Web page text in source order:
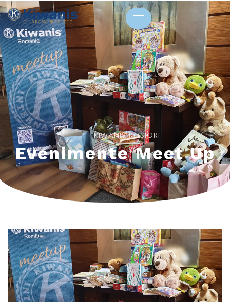
KIWANIS ROȘIORI
Evenimente Meet Up